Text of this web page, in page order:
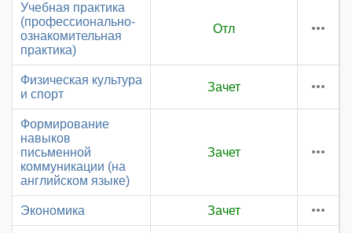
Учебная практика
(профессионально-
ознакомительная
практика)
Отл
Физическая культура
и спорт
Зачет
Формирование
навыков
письменной
коммуникации (на
английском языке)
Зачет
Экономика Зачет